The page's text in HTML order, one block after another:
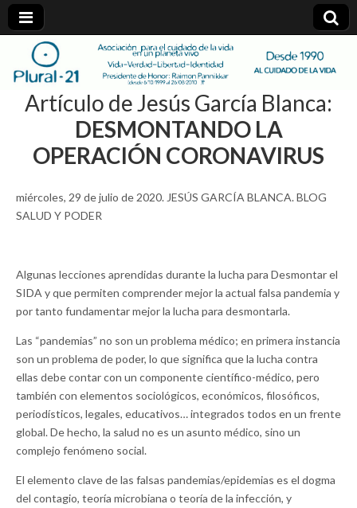
plural-
21.org
Artículo de Jesús García Blanca:
DESMONTANDO LA
OPERACIÓN CORONAVIRUS
miércoles, 29 de julio de 2020. JESÚS GARCÍA BLANCA. BLOG
SALUD Y PODER
Algunas lecciones aprendidas durante la lucha para Desmontar el
SIDA y que permiten comprender mejor la actual falsa pandemia y
por tanto fundamentar mejor la lucha para desmontarla.
Las “pandemias” no son un problema médico; en primera instancia
son un problema de poder, lo que significa que la lucha contra
ellas debe contar con un componente científico-médico, pero
también con elementos sociológicos, económicos, filosóficos,
periodísticos, legales, educativos… integrados todos en un frente
global. De hecho, la salud no es un asunto médico, sino un
complejo fenómeno social.
El elemento clave de las falsas pandemias/epidemias es el dogma
del contagio, teoría microbiana o teoría de la infección, y